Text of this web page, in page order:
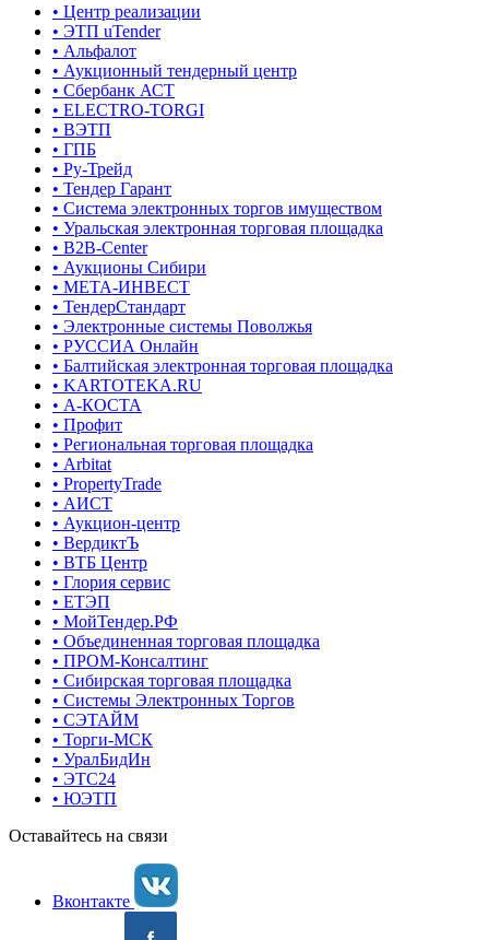
• Центр реализации
• ЭТП uTender
• Альфалот
• Аукционный тендерный центр
• Сбербанк АСТ
• ELECTRO-TORGI
• ВЭТП
• ГПБ
• Ру-Трейд
• Тендер Гарант
• Система электронных торгов имуществом
• Уральская электронная торговая площадка
• B2B-Center
• Аукционы Сибири
• МЕТА-ИНВЕСТ
• ТендерСтандарт
• Электронные системы Поволжья
• РУССИА Онлайн
• Балтийская электронная торговая площадка
• KARTOTEKA.RU
• А-КОСТА
• Профит
• Региональная торговая площадка
• Arbitat
• PropertyTrade
• АИСТ
• Аукцион-центр
• ВердиктЪ
• ВТБ Центр
• Глория сервис
• ЕТЭП
• МойТендер.РФ
• Объединенная торговая площадка
• ПРОМ-Консалтинг
• Сибирская торговая площадка
• Системы Электронных Торгов
• СЭТАЙМ
• Торги-МСК
• УралБидИн
• ЭТС24
• ЮЭТП
Оставайтесь на связи
Вконтакте